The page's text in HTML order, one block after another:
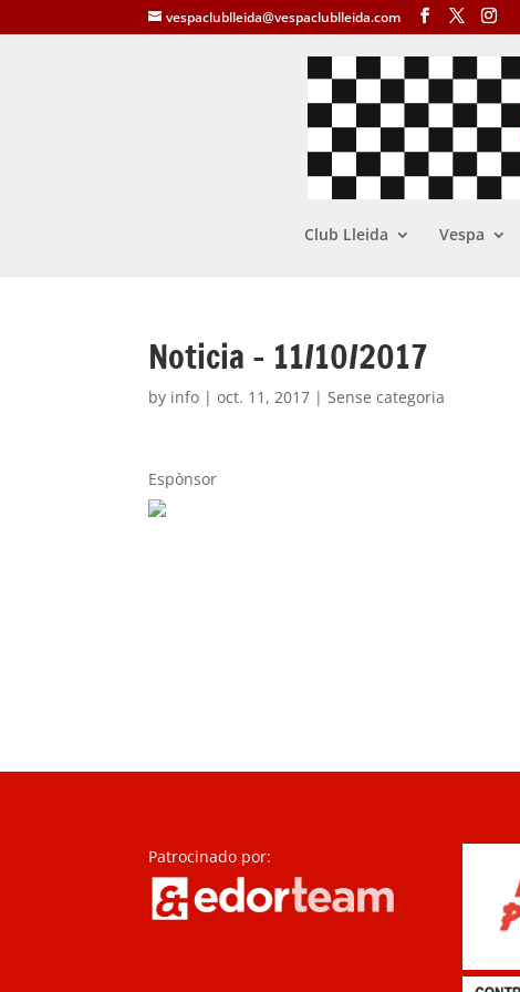
vespaclublleida@vespaclublleida.com
Club Lleida Vespa
Noticia – 11/10/2017
by info |oct. 11, 2017 | Sense categoria
Espònsor
Patrocinado por: